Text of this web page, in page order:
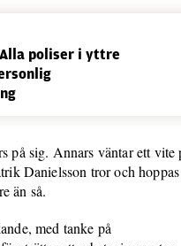
poliser i yttre
på sig. Annars väntar ett vite
Danielsson tror och
än så.
med tanke på